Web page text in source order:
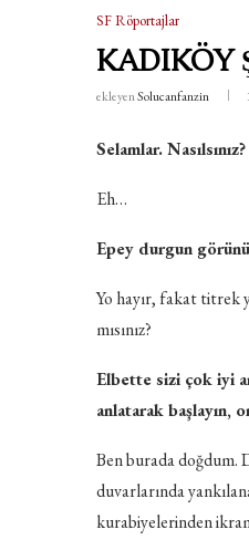
SF Röportajlar
KADIKÖY
ekleyenSolucanfanzin
Selamlar. Nasılsınız?
Eh…
Epey durgun
Yo hayır, fakat titrek
mısınız?
Elbette sizi çok iyi
anlatarak başlayın,
Ben burada doğdum.
duvarlarında
kurabiyelerinden